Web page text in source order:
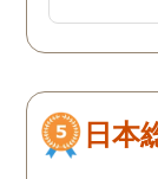
間365日に
料相談を
ダイヤルも
ました。
日本